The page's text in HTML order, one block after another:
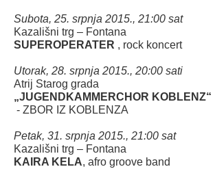
Subota, 25. srpnja 2015., 21:00 sat
Kazališni trg – Fontana
SUPEROPERATER , rock koncert
Utorak, 28. srpnja 2015., 20:00 sati
Atrij Starog grada
„JUGENDKAMMERCHOR KOBLENZ“
- ZBOR IZ KOBLENZA
Petak, 31. srpnja 2015., 21:00 sat
Kazališni trg – Fontana
KAIRA KELA, afro groove band